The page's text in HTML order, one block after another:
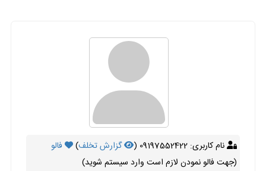
نام کاربری: 09197552422 ( گزارش تخلف)
فالو
(جهت فالو نمودن لازم است وارد سیستم شوید)